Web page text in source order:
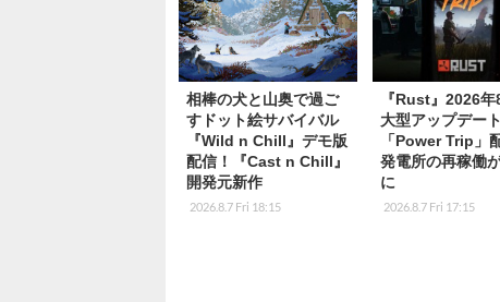
相棒の犬と山奥で過ご
すドット絵サバイバル
『Wild n Chill』デモ版
配信！『Cast n Chill』
開発元新作
2026.8.7 Fri 18:15
『Rust』2026
大型アップデート
「Power Trip」
発電所の再稼働
に
2026.8.7 Fri 17:15